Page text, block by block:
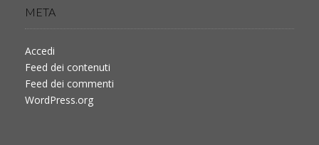
META
Accedi
Feed dei contenuti
Feed dei commenti
WordPress.org